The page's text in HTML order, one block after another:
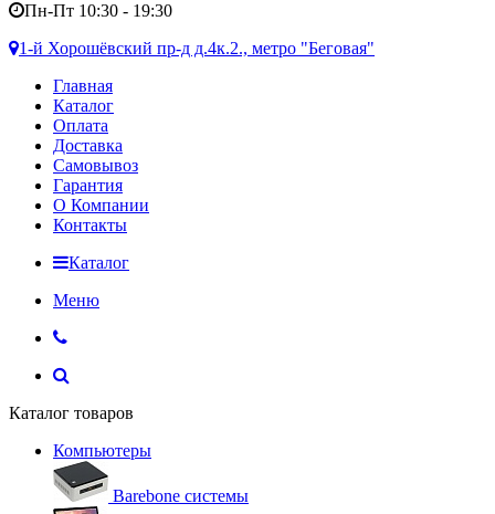
Пн-Пт 10:30 - 19:30
1-й Хорошёвский пр-д д.4к.2., метро "Беговая"
Главная
Каталог
Оплата
Доставка
Самовывоз
Гарантия
О Компании
Контакты
Каталог
Меню
Каталог товаров
Компьютеры
Barebone системы